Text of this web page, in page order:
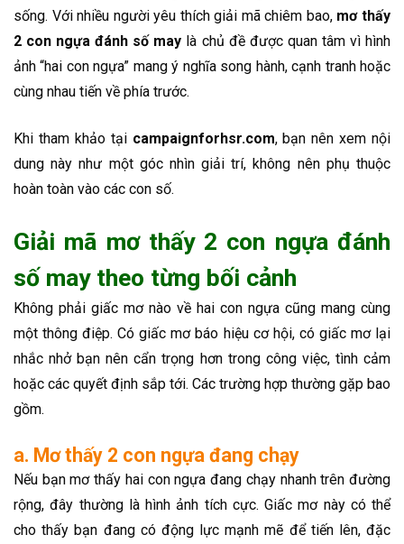
sống. Với nhiều người yêu thích giải mã chiêm bao, mơ thấy
2 con ngựa đánh số may là chủ đề được quan tâm vì hình
ảnh “hai con ngựa” mang ý nghĩa song hành, cạnh tranh hoặc
cùng nhau tiến về phía trước.
Khi tham khảo tại campaignforhsr.com, bạn nên xem nội
dung này như một góc nhìn giải trí, không nên phụ thuộc
hoàn toàn vào các con số.
Giải mã mơ thấy 2 con ngựa đánh
số may theo từng bối cảnh
Không phải giấc mơ nào về hai con ngựa cũng mang cùng
một thông điệp. Có giấc mơ báo hiệu cơ hội, có giấc mơ lại
nhắc nhở bạn nên cẩn trọng hơn trong công việc, tình cảm
hoặc các quyết định sắp tới. Các trường hợp thường gặp bao
gồm.
a. Mơ thấy 2 con ngựa đang chạy
Nếu bạn mơ thấy hai con ngựa đang chạy nhanh trên đường
rộng, đây thường là hình ảnh tích cực. Giấc mơ này có thể
cho thấy bạn đang có động lực mạnh mẽ để tiến lên, đặc